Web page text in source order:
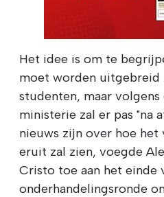
Het idee is om te
moet worden uitgebreid
studenten, maar
ministerie zal er pas "na
nieuws zijn over hoe het
eruit zal zien, voegde
Cristo toe aan het einde
onderhandelingsronde